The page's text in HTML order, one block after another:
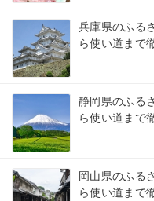
兵庫県のふる
ら使い道まで
静岡県のふる
ら使い道まで
岡山県のふる
ら使い道まで